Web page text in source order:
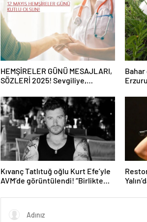
HEMŞİRELER GÜNÜ MESAJLARI,
SÖZLERİ 2025! Sevgiliye,
Hemşireler Günü ile ilgili sözler…
Kıvanç Tatlıtuğ oğlu Kurt Efe’yle
AVM’de görüntülendi! “Birlikte
Eğer